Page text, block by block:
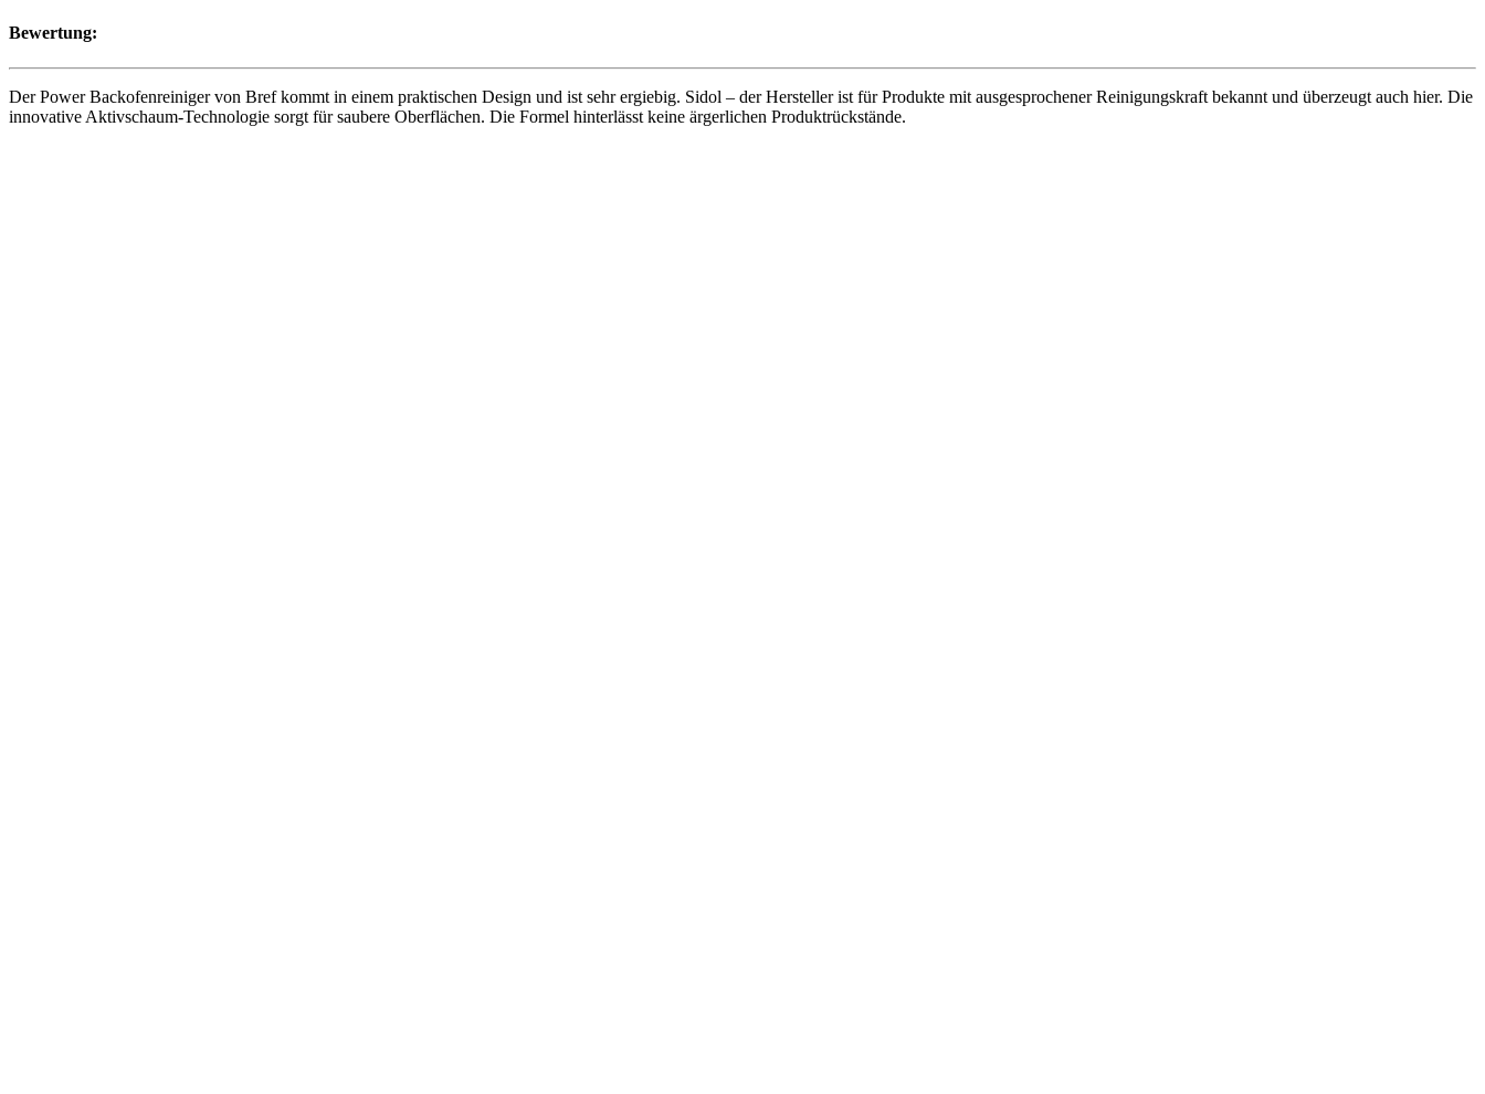
Bewertung:
Der Power Backofenreiniger von Bref kommt in einem praktischen Design und ist sehr ergiebig. Sidol – der Hersteller ist für Produkte mit ausgesprochener Reinigungskraft bekannt und überzeugt auch hier. Die
innovative Aktivschaum-Technologie sorgt für saubere Oberflächen. Die Formel hinterlässt keine ärgerlichen Produktrückstände.